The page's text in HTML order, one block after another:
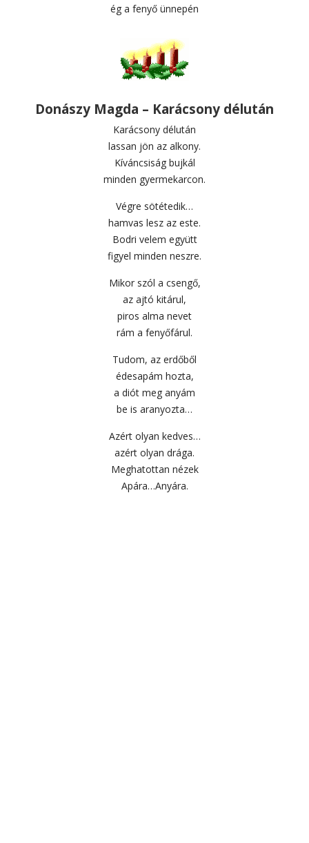
ég a fenyő ünnepén
Donászy Magda – Karácsony délután
Karácsony délután
lassan jön az alkony.
Kíváncsiság bujkál
minden gyermekarcon.
Végre sötétedik…
hamvas lesz az este.
Bodri velem együtt
figyel minden neszre.
Mikor szól a csengő,
az ajtó kitárul,
piros alma nevet
rám a fenyőfárul.
Tudom, az erdőből
édesapám hozta,
a diót meg anyám
be is aranyozta…
Azért olyan kedves…
azért olyan drága.
Meghatottan nézek
Apára…Anyára.